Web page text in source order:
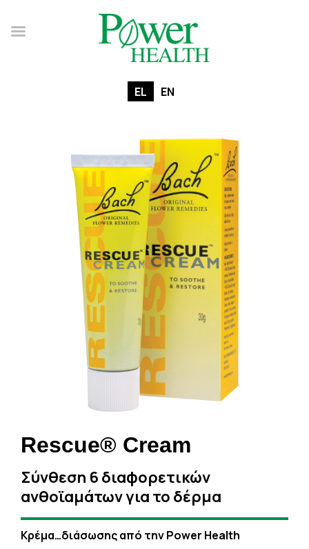
EL EN
Rescue® Cream
Σύνθεση 6 διαφορετικών
ανθοϊαμάτων για το δέρμα
Κρέμα…διάσωσης από την Power Health